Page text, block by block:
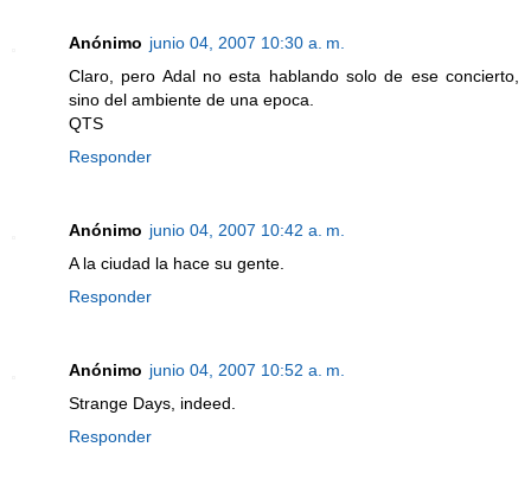
Anónimo junio 04, 2007 10:30 a. m.
Claro, pero Adal no esta hablando solo de ese concierto,
sino del ambiente de una epoca.
QTS
Responder
Anónimo junio 04, 2007 10:42 a. m.
A la ciudad la hace su gente.
Responder
Anónimo junio 04, 2007 10:52 a. m.
Strange Days, indeed.
Responder